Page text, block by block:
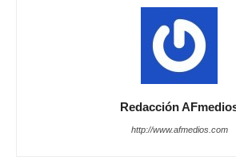
Redacción
http://www.afmedios.com